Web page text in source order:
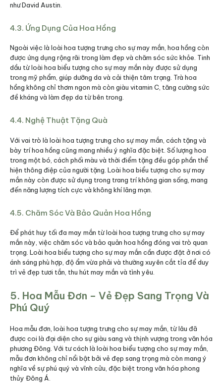
như David Austin.
4.3. Ứng Dụng Của Hoa Hồng
Ngoài việc là loài hoa tượng trưng cho sự may mắn, hoa hồng còn
được ứng dụng rộng rãi trong làm đẹp và chăm sóc sức khỏe. Tinh
dầu từ loài hoa biểu tượng cho sự may mắn này được sử dụng
trong mỹ phẩm, giúp dưỡng da và cải thiện tâm trạng. Trà hoa
hồng không chỉ thơm ngon mà còn giàu vitamin C, tăng cường sức
đề kháng và làm đẹp da từ bên trong.
4.4. Nghệ Thuật Tặng Quà
Với vai trò là loài hoa tượng trưng cho sự may mắn, cách tặng và
bày trí hoa hồng cũng mang nhiều ý nghĩa đặc biệt. Số lượng hoa
trong một bó, cách phối màu và thời điểm tặng đều góp phần thể
hiện thông điệp của người tặng. Loài hoa biểu tượng cho sự may
mắn này còn được sử dụng trong trang trí không gian sống, mang
đến năng lượng tích cực và không khí lãng mạn.
4.5. Chăm Sóc Và Bảo Quản Hoa Hồng
Để phát huy tối đa may mắn từ loài hoa tượng trưng cho sự may
mắn này, việc chăm sóc và bảo quản hoa hồng đóng vai trò quan
trọng. Loài hoa biểu tượng cho sự may mắn cần được đặt ở nơi có
ánh sáng phù hợp, độ ẩm vừa phải và thường xuyên cắt tỉa để duy
trì vẻ đẹp tươi tắn, thu hút may mắn và tình yêu.
5. Hoa Mẫu Đơn – Vẻ Đẹp Sang Trọng Và
Phú Quý
Hoa mẫu đơn, loài hoa tượng trưng cho sự may mắn, từ lâu đã
được coi là đại diện cho sự giàu sang và thịnh vượng trong văn hóa
phương Đông. Với tư cách là loài hoa biểu tượng cho sự may mắn,
mẫu đơn không chỉ nổi bật bởi vẻ đẹp sang trọng mà còn mang ý
nghĩa về sự phú quý và vĩnh cửu, đặc biệt trong văn hóa phong
thủy Đông Á.